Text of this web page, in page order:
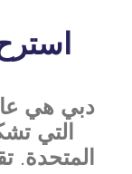
دبي هي
التي
المتحدة.